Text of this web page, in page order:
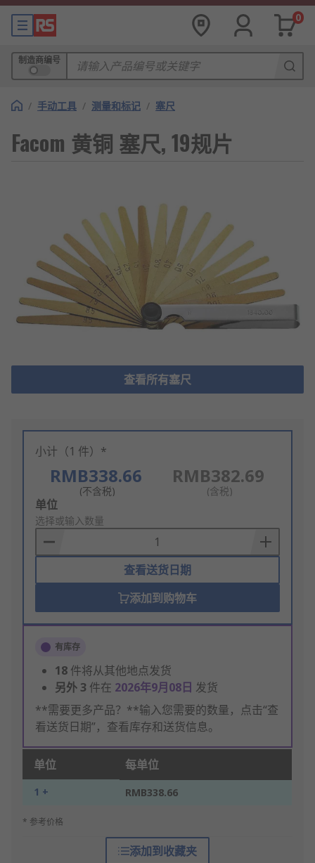
0
制造商编号
/ 手动工具 / 测量和标记 / 塞尺
Facom 黄铜 塞尺, 19规片
查看所有塞尺
小计（1 件）*
RMB338.66
(不含税)
RMB382.69
(含税)
Add
to
Basket
单位
选择或输入数量
查看送货日期
添加到购物车
有库存
18 件将从其他地点发货
另外3 件在 2026年9月08日 发货
**需要更多产品？**输入您需要的数量，点击“查
看送货日期”，查看库存和送货信息。
单位 每单位
1 + RMB338.66
* 参考价格
添加到收藏夹